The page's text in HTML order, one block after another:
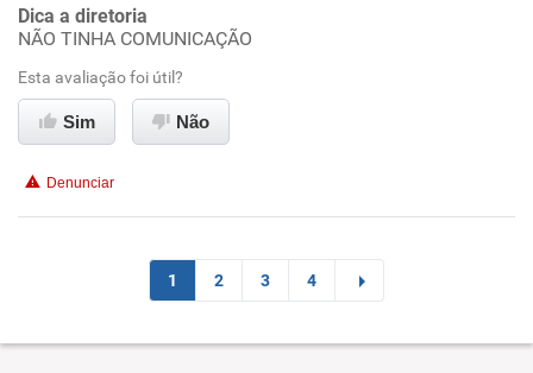
Benefícios
Não recomenda a diretoria
Dica a diretoria
NÃO TINHA COMUNICAÇÃO
Esta avaliação foi útil?
Sim Não
Denunciar
1 2 3 4